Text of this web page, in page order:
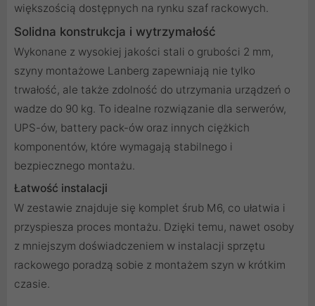
większością dostępnych na rynku szaf rackowych.
Solidna konstrukcja i wytrzymałość
Wykonane z wysokiej jakości stali o grubości 2 mm,
szyny montażowe Lanberg zapewniają nie tylko
trwałość, ale także zdolność do utrzymania urządzeń o
wadze do 90 kg. To idealne rozwiązanie dla serwerów,
UPS-ów, battery pack-ów oraz innych ciężkich
komponentów, które wymagają stabilnego i
bezpiecznego montażu.
Łatwość instalacji
W zestawie znajduje się komplet śrub M6, co ułatwia i
przyspiesza proces montażu. Dzięki temu, nawet osoby
z mniejszym doświadczeniem w instalacji sprzętu
rackowego poradzą sobie z montażem szyn w krótkim
czasie.